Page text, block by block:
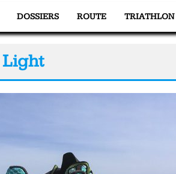
DOSSIERS ROUTE TRIATHLON
Light